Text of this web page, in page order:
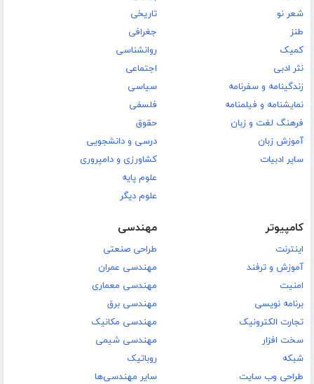
شعر نو
طنز
کمیک
نثر ادبی
زندگینامه و سفرنامه
نمایشنامه و فیلمنامه
فرهنگ لغت و زبان
آموزش زبان
سایر ادبیات
تاریخی
جغرافی
روانشناسی
اجتماعی
سیاسی
فلسفی
حقوق
درسی و دانشجویی
کشاورزی و دامپروری
علوم پایه
علوم دیگر
کامپیوتر
اینترنت
آموزش و ترفند
امنیت
برنامه نویسی
تجارت الکترونیک
سخت افزار
شبکه
طراحی وب سایت
مهندسی
طراحی صنعتی
مهندسی عمران
مهندسی معماری
مهندسی برق
مهندسی مکانیک
مهندسی شیمی
روباتیک
سایر مهندسی‌ها